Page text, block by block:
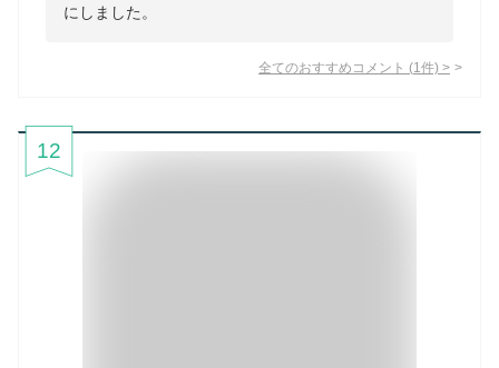
にしました。
全てのおすすめコメント (1 件) >
12